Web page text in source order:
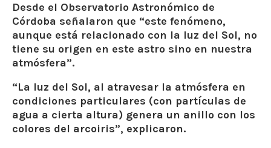
Desde el Observatorio Astronómico de
Córdoba señalaron que “este fenómeno,
aunque está relacionado con la luz del Sol, no
tiene su origen en este astro sino en nuestra
atmósfera”.
“La luz del Sol, al atravesar la atmósfera en
condiciones particulares (con partículas de
agua a cierta altura) genera un anillo con los
colores del arcoiris”, explicaron.